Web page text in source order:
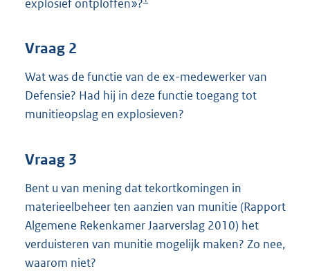
explosief ontploffen»?
Vraag 2
Wat was de functie van de ex-medewerker van
Defensie? Had hij in deze functie toegang tot
munitieopslag en explosieven?
Vraag 3
Bent u van mening dat tekortkomingen in
materieelbeheer ten aanzien van munitie (Rapport
Algemene Rekenkamer Jaarverslag 2010) het
verduisteren van munitie mogelijk maken? Zo nee,
waarom niet?